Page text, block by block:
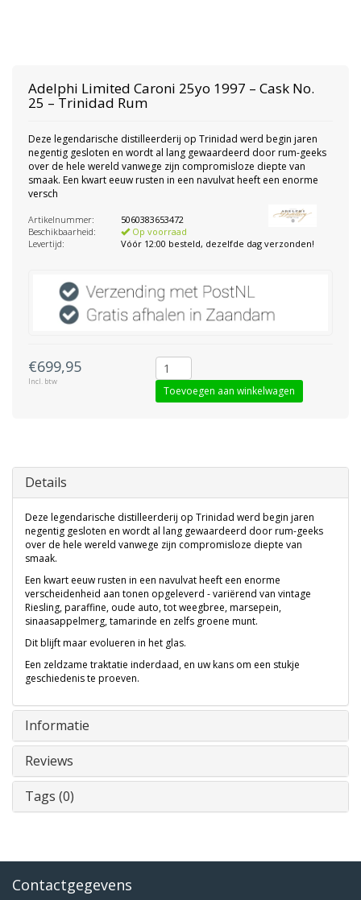
Adelphi Limited Caroni 25yo 1997 – Cask No.
25 – Trinidad Rum
Deze legendarische distilleerderij op Trinidad werd begin jaren
negentig gesloten en wordt al lang gewaardeerd door rum-geeks
over de hele wereld vanwege zijn compromisloze diepte van
smaak. Een kwart eeuw rusten in een navulvat heeft een enorme
versch
Artikelnummer:
5060383653472
Beschikbaarheid:
Op voorraad
Levertijd:
Vóór 12:00 besteld, dezelfde dag verzonden!
€699,95
Incl. btw
Toevoegen aan winkelwagen
Details
Deze legendarische distilleerderij op Trinidad werd begin jaren
negentig gesloten en wordt al lang gewaardeerd door rum-geeks
over de hele wereld vanwege zijn compromisloze diepte van
smaak.
Een kwart eeuw rusten in een navulvat heeft een enorme
verscheidenheid aan tonen opgeleverd - variërend van vintage
Riesling, paraffine, oude auto, tot weegbree, marsepein,
sinaasappelmerg, tamarinde en zelfs groene munt.
Dit blijft maar evolueren in het glas.
Een zeldzame traktatie inderdaad, en uw kans om een stukje
geschiedenis te proeven.
Informatie
Reviews
Tags (0)
Contactgegevens